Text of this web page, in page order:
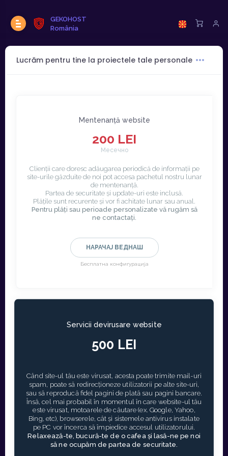
GEKOHOST
România
Lucrăm pentru tine la proiectele tale personale
Mentenanță website
200 LEI
Месечно
Clienții care doresc adăugarea periodică de informații pe
site-urile găzduite de noi pot accesa pachetul nostru lunar
de mentenanță.
Partea de securitate și update-uri este inclusă.
Plățile sunt recurente și vor fi achitate lunar sau anual.
Pentru plăți sau perioade personalizate vă rugăm să
ne contactați.
НАРАЧАЈ ВЕДНАШ
Бесплатна конфигурација
Servicii devirusare website
500 LEI
Când site-ul tău este virusat, acesta poate trimite mail-uri
spam, poate să redirecționeze utilizatorii pe alte site-uri,
sau să reproducă fidel pagini de plată sau pagini bancare.
Însă, cel mai probabil în momentul în care website-ul tău
este virusat, motoarele de căutare (ex. Google, Yahoo,
Bing, etc), browserele, cât și sistemele antivirus instalate
pe PC vor încerca să împiedice accesul utilizatorului.
Relaxează-te, bucură-te de o cafea și lasă-ne pe noi
să ne ocupăm de partea de securitate.